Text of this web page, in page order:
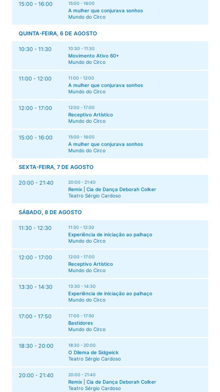
15:00 - 16:00 15:00 - 16:00
A mulher que conjurava sonhos
Mundo do Circo
QUINTA-FEIRA, 6 DE AGOSTO
10:30 - 11:30 10:30 - 11:30
Movimento Ativo 60+
Mundo do Circo
11:00 - 12:00 11:00 - 12:00
A mulher que conjurava sonhos
Mundo do Circo
12:00 - 17:00 12:00 - 17:00
Receptivo Artístico
Mundo do Circo
15:00 - 16:00 15:00 - 16:00
A mulher que conjurava sonhos
Mundo do Circo
SEXTA-FEIRA, 7 DE AGOSTO
20:00 - 21:40 20:00 - 21:40
Remix | Cia de Dança Deborah Colker
Teatro Sérgio Cardoso
SÁBADO, 8 DE AGOSTO
11:30 - 12:30 11:30 - 12:30
Experiência de iniciação ao palhaço
Mundo do Circo
12:00 - 17:00 12:00 - 17:00
Receptivo Artístico
Mundo do Circo
13:30 - 14:30 13:30 - 14:30
Experiência de iniciação ao palhaço
Mundo do Circo
17:00 - 17:50 17:00 - 17:50
Bastidores
Mundo do Circo
18:30 - 20:00 18:30 - 20:00
O Dilema de Sidgwick
Teatro Sérgio Cardoso
20:00 - 21:40 20:00 - 21:40
Remix | Cia de Dança Deborah Colker
Teatro Sérgio Cardoso